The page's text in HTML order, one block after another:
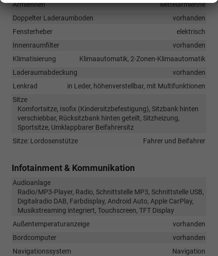
Armlehnen
Mittelarmlehne
Doppelter Laderaumboden
vorhanden
Fensterheber
elektrisch
Innenraumfilter
vorhanden
Klimatisierung
Klimaautomatik, 2-Zonen-Klimaautomatik
Laderaumabdeckung
vorhanden
Lenkrad
in Leder, höhenverstellbar, mit Multifunktionen
Sitze
Komfortsitze, Isofix (Kindersitzbefestigung), Sitzbank hinten
verschiebbar, Rücksitzbank hinten geteilt, Sitzheizung,
Sportsitze, Umklappbarer Beifahrersitz
Sitze: Lordosenstütze
Fahrer und Beifahrer
Infotainment & Kommunikation
Audioanlage
Radio/MP3-Player, Radio, Schnittstelle MP3, Schnittstelle USB,
Digitalradio DAB, Farbdisplay, Android Auto, Apple CarPlay,
Musikstreaming integriert, Touchscreen, TFT Display
Außentemperaturanzeige
vorhanden
Bordcomputer
vorhanden
Navigationssystem
Navigation